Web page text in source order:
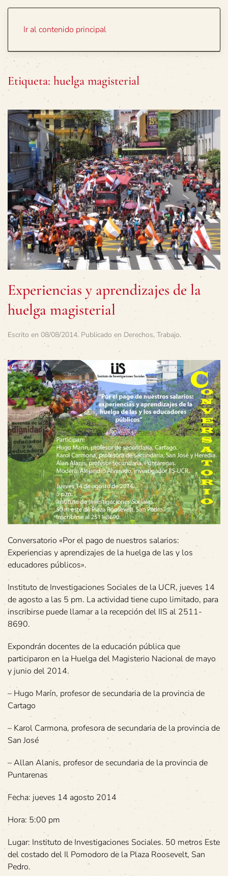
Ir al contenido principal
Etiqueta: huelga magisterial
Experiencias y aprendizajes de la
huelga magisterial
Escrito en 08/08/2014. Publicado en Derechos, Trabajo.
Conversatorio «Por el pago de nuestros salarios:
Experiencias y aprendizajes de la huelga de las y los
educadores públicos».
Instituto de Investigaciones Sociales de la UCR, jueves 14
de agosto a las 5 pm. La actividad tiene cupo limitado, para
inscribirse puede llamar a la recepción del IIS al 2511-
8690.
Expondrán docentes de la educación pública que
participaron en la Huelga del Magisterio Nacional de mayo
y junio del 2014.
– Hugo Marín, profesor de secundaria de la provincia de
Cartago
– Karol Carmona, profesora de secundaria de la provincia de
San José
– Allan Alanis, profesor de secundaria de la provincia de
Puntarenas
Fecha: jueves 14 agosto 2014
Hora: 5:00 pm
Lugar: Instituto de Investigaciones Sociales. 50 metros Este
del costado del Il Pomodoro de la Plaza Roosevelt, San
Pedro.